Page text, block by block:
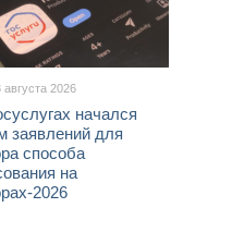
августа 2026
начался
заявлений для
способа
на
2026